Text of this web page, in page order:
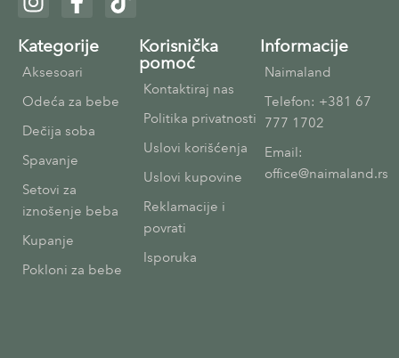
Kategorije
Aksesoari
Odeća za bebe
Dečija soba
Spavanje
Setovi za
iznošenje beba
Kupanje
Pokloni za bebe
Korisnička
pomoć
Kontaktiraj nas
Politika privatnosti
Uslovi korišćenja
Uslovi kupovine
Reklamacije i
povrati
Isporuka
Informacije
Naimaland
Telefon: +381 67
777 1702
Email:
office@naimaland.rs